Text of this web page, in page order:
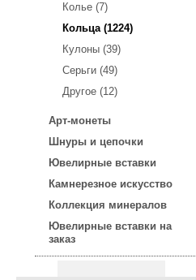
Колье (7)
Кольца (1224)
Кулоны (39)
Серьги (49)
Другое (12)
Арт-монеты
Шнуры и цепочки
Ювелирные вставки
Камнерезное искусство
Коллекция минералов
Ювелирные вставки на
заказ